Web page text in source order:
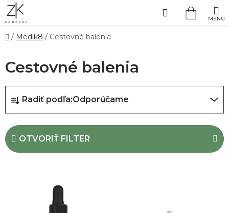
Prejsť
na
obsah
Hľadať
Domov
/ Medik8 / Cestovné balenia
Cestovné balenia
R
a
d
e
n
Radiť podľa:Odporúčame
OTVORIŤ FILTER